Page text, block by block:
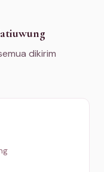
dikirim